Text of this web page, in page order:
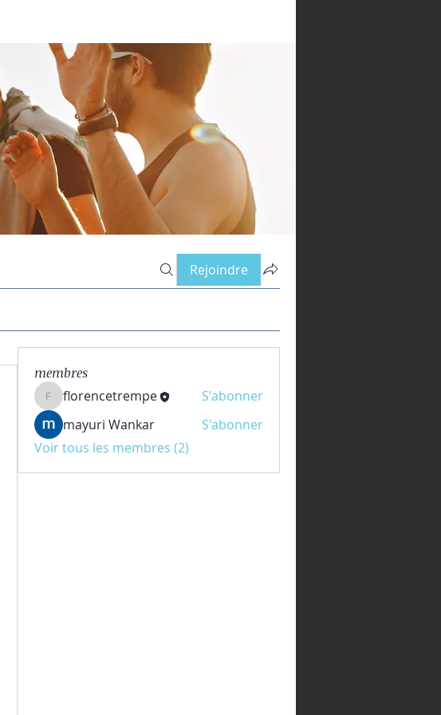
Rejoindre
membres
florencetrempe
florencetrempe
S'abonner
mayuri Wankar
S'abonner
Voir tous les membres (2)